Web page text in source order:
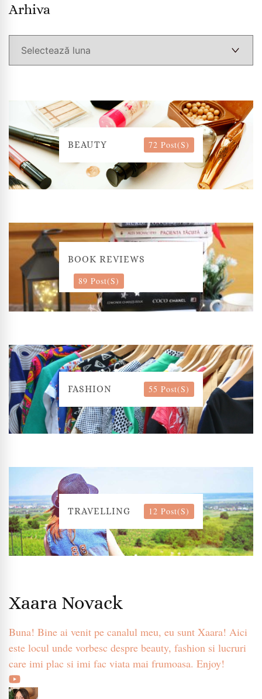
Arhiva
BEAUTY 72 Post(s)
BOOK REVIEWS
89 Post(s)
FASHION 55 Post(s)
TRAVELLING 12 Post(s)
Xaara Novack
Buna! Bine ai venit pe canalul meu, eu sunt Xaara! Aici
este locul unde vorbesc despre beauty, fashion si lucruri
care imi plac si imi fac viata mai frumoasa. Enjoy!